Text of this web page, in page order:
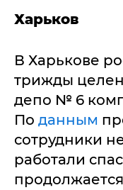
Харьков
В Харькове
трижды
депо № 6
По данным
сотрудники
работали